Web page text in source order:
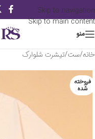
Skip to navigation
Skip to main content
منو
خانه/ست/تیشرت شلوارک
فروخته
شده